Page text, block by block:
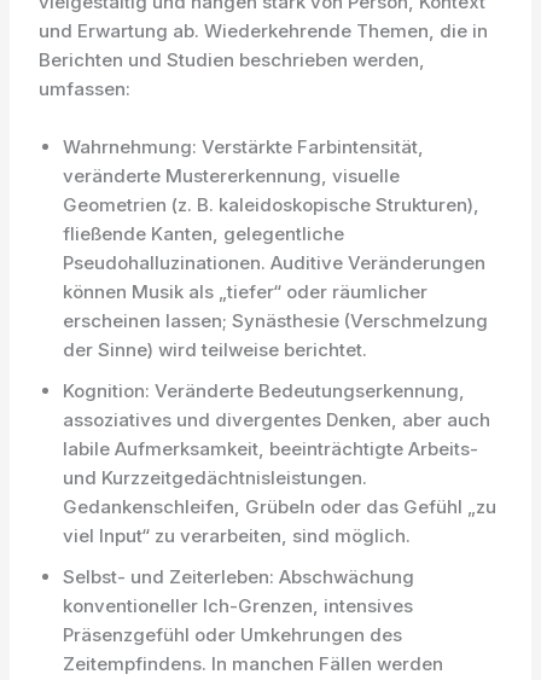
und Erwartung ab. Wiederkehrende Themen, die in
Berichten und Studien beschrieben werden,
umfassen:
Wahrnehmung: Verstärkte Farbintensität,
veränderte Mustererkennung, visuelle
Geometrien (z. B. kaleidoskopische Strukturen),
fließende Kanten, gelegentliche
Pseudohalluzinationen. Auditive Veränderungen
können Musik als „tiefer“ oder räumlicher
erscheinen lassen; Synästhesie (Verschmelzung
der Sinne) wird teilweise berichtet.
Kognition: Veränderte Bedeutungserkennung,
assoziatives und divergentes Denken, aber auch
labile Aufmerksamkeit, beeinträchtigte Arbeits-
und Kurzzeitgedächtnisleistungen.
Gedankenschleifen, Grübeln oder das Gefühl „zu
viel Input“ zu verarbeiten, sind möglich.
Selbst- und Zeiterleben: Abschwächung
konventioneller Ich-Grenzen, intensives
Präsenzgefühl oder Umkehrungen des
Zeitempfindens. In manchen Fällen werden